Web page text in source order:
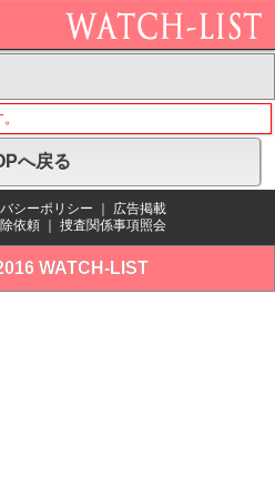
へ戻る
シーポリシー
広告掲載
依頼 捜査関係事項照会
WATCH-LIST